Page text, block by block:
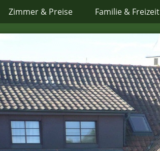
Zimmer & Preise Familie & Freizeit